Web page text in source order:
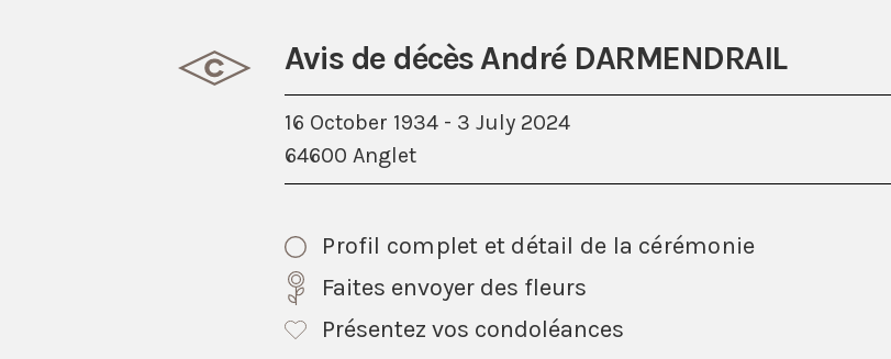
Avis de décès André DARMENDRAIL
16 October 1934 - 3 July 2024
64600 Anglet
Profil complet et détail de la cérémonie
Faites envoyer des fleurs
Présentez vos condoléances